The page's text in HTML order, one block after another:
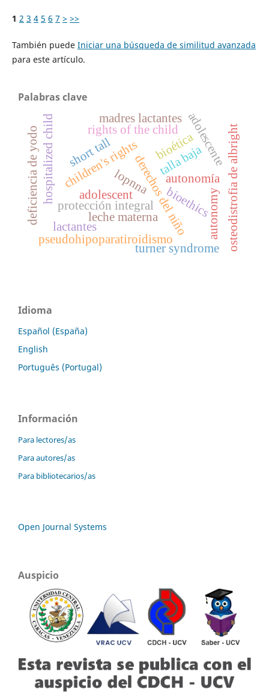
1 2 3 4 5 6 7 > >>
También puede Iniciar una búsqueda de similitud avanzada
para este artículo.
Palabras clave
bioética
autonomía
derechos del niño
protección integral
adolescente
bioethicsautonomy
rights of the child
adolescentlopnna
children's rights
hospitalized child
pseudohipoparatiroidismo osteodistrofia de albright
deficiencia de yodo
madres lactantes
leche materna
talla baja
turner syndrome
short tall
lactantes
Idioma
Español (España)
English
Português (Portugal)
Información
Para lectores/as
Para autores/as
Para bibliotecarios/as
Open Journal Systems
Auspicio